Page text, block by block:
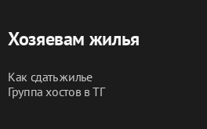
Хозяевам жилья
Как сдать жилье
Группа хостов в ТГ